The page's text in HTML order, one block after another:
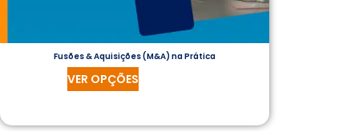
Fusões & Aquisições (M&A) na Prática
VER OPÇÕES